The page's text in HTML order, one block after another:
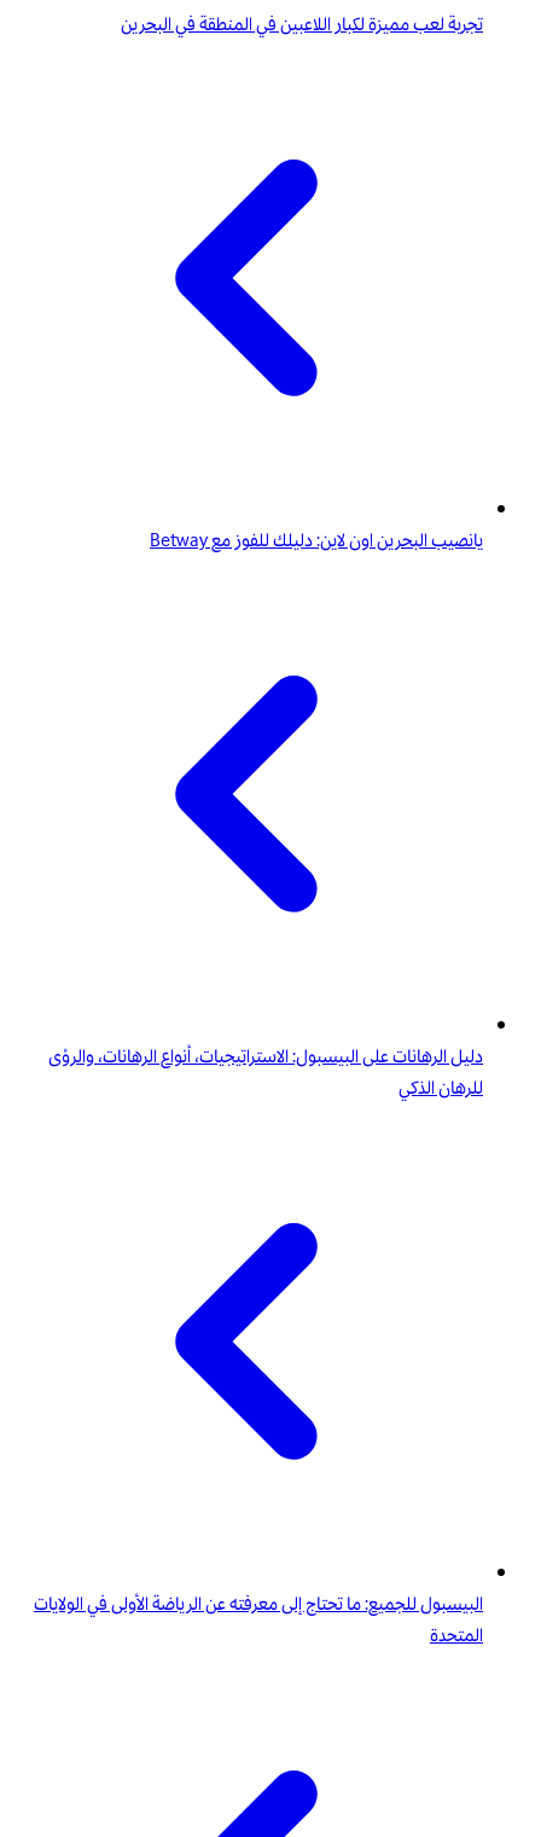
تجربة لعب مميزة لكبار اللاعبين في المنطقة في البحرين
يانصيب البحرين اون لاين: دليلك للفوز مع Betway
دليل الرهانات على البيسبول: الاستراتيجيات، أنواع الرهانات، والرؤى
للرهان الذكي
البيسبول للجميع: ما تحتاج إلى معرفته عن الرياضة الأولى في الولايات
المتحدة